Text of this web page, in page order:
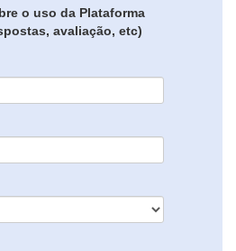
o uso da Plataforma
avaliação, etc)